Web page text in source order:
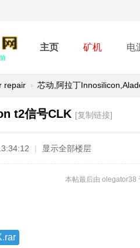
主页 矿机 电
repair › 芯动,阿拉丁
t2信号CLK [复制链接]
| 显示全部楼层
本帖最后由 olegator38